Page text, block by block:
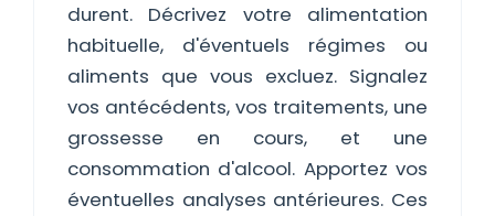
durent. Décrivez votre alimentation
habituelle, d'éventuels régimes ou
aliments que vous excluez. Signalez
vos antécédents, vos traitements, une
grossesse en cours, et une
consommation d'alcool. Apportez vos
éventuelles analyses antérieures. Ces